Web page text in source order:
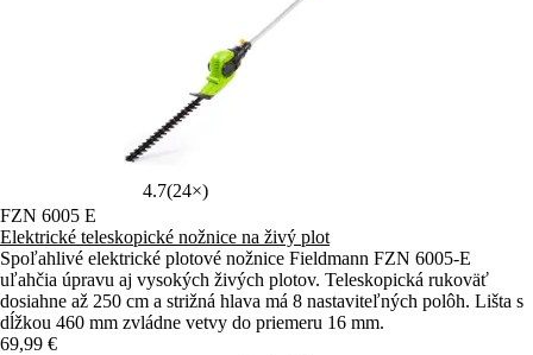
4.7(24×)
FZN 6005 E
Elektrické teleskopické nožnice na živý plot
Spoľahlivé elektrické plotové nožnice Fieldmann FZN 6005-E
uľahčia úpravu aj vysokých živých plotov. Teleskopická rukoväť
dosiahne až 250 cm a strižná hlava má 8 nastaviteľných polôh. Lišta s
dĺžkou 460 mm zvládne vetvy do priemeru 16 mm.
69,99 €